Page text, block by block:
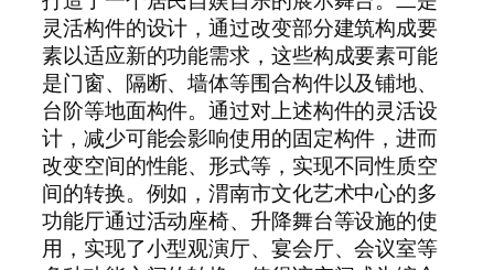
灵活构件的设计，通过改变部分建筑构成要
素以适应新的功能需求，这些构成要素可能
是门窗、隔断、墙体等围合构件以及铺地、
台阶等地面构件。通过对上述构件的灵活设
计，减少可能会影响使用的固定构件，进而
改变空间的性能、形式等，实现不同性质空
间的转换。例如，渭南市文化艺术中心的多
功能厅通过活动座椅、升降舞台等设施的使
用，实现了小型观演厅、宴会厅、会议室等